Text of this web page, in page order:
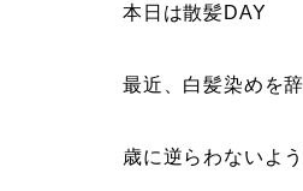
本日は散髪DAY
最近、白髪染めを
歳に逆らわないよ